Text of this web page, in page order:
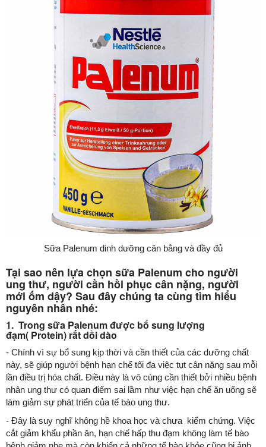
Sữa Palenum dinh dưỡng cân bằng và đầy đủ
Tại sao nên lựa chọn sữa Palenum cho người
ung thư, người cần hồi phục cân nặng, người
mới ốm dậy? Sau đây chúng ta cùng tìm hiểu
nguyên nhân nhé:
1. Trong sữa Palenum được bổ sung lượng
đạm( Protein) rất dồi dào
- Chính vì sự bổ sung kịp thời và cần thiết của các dưỡng chất
này, sẽ giúp người bệnh hạn chế tối đa việc tụt cân nặng sau mỗi
lần điều trị hóa chất. Điều này là vô cùng cần thiết bởi nhiều bệnh
nhân ung thư có quan điểm sai lầm như việc hạn chế ăn uống sẽ
làm giảm sự phát triển của tế bào ung thư.
- Đây là suy nghĩ không hề khoa học và chưa kiểm chứng. Việc
cắt giảm khẩu phần ăn, hạn chế hấp thu đạm không làm tế bào